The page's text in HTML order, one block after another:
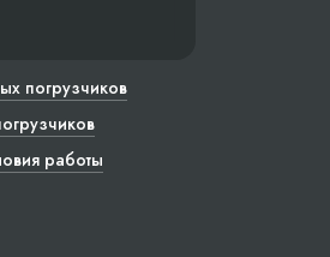
погрузчиков
работы